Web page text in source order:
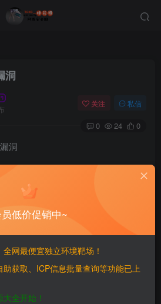
洞
关注 私信
0 24 0
洞
低价促销中~
网最便宜独立环境靶场！
获取、ICP信息批量查询等功能已上
全开始！